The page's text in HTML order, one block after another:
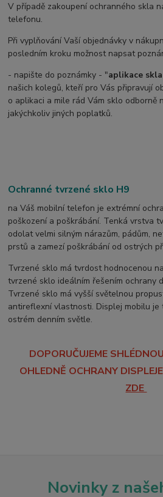
V případě zakoupení ochranného skla
telefonu.
Při vyplňování Vaší objednávky v
posledním kroku možnost napsat
- napište do poznámky - "aplikace
našich kolegů, kteří pro Vás připravují
o aplikaci a mile rád Vám sklo odborně
jakýchkoliv jiných poplatků.
Ochranné tvrzené sklo H9
na Váš mobilní telefon je extrémní
poškození a poškrábání. Tenká vrstva
odolat velmi silným nárazům, pádům,
prstů a zamezí poškrábání od ostrých
Tvrzené sklo má tvrdost hodnocenou
tvrzené sklo ideálním řešením ochrany
Tvrzené sklo má vyšší světelnou
antireflexní vlastnosti. Displej mobilu je
ostrém denním světle.
DOPORUČUJEME
OHLEDNĚ OCHRANY
ZDE
Novinky z